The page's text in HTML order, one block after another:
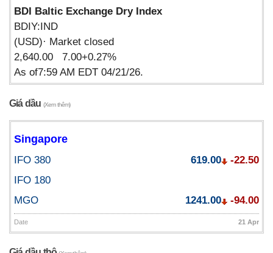
BDI Baltic Exchange Dry Index
BDIY:IND
(USD)· Market closed
2,640.00 7.00+0.27%
As of7:59 AM EDT 04/21/26.
Giá dầu (Xem thêm)
Singapore
IFO 380 619.00
-22.50
IFO 180
MGO
1241.00 -94.00
Date 21 Apr